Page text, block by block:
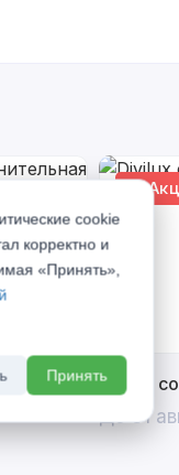
при
%
Divilux
До 31
cookie
корректно и
«Принять»,
Принять